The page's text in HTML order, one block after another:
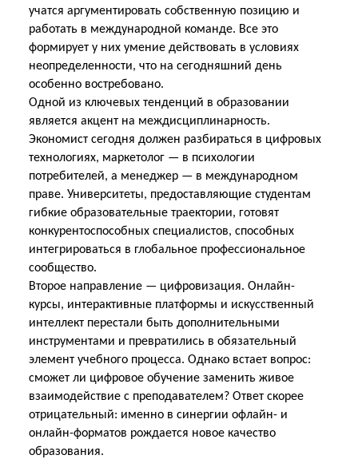
учатся аргументировать собственную позицию и
работать в международной команде. Все это
формирует у них умение действовать в условиях
неопределенности, что на сегодняшний день
особенно востребовано.
Одной из ключевых тенденций в образовании
является акцент на междисциплинарность.
Экономист сегодня должен разбираться в цифровых
технологиях, маркетолог — в психологии
потребителей, а менеджер — в международном
праве. Университеты, предоставляющие студентам
гибкие образовательные траектории, готовят
конкурентоспособных специалистов, способных
интегрироваться в глобальное профессиональное
сообщество.
Второе направление — цифровизация. Онлайн-
курсы, интерактивные платформы и искусственный
интеллект перестали быть дополнительными
инструментами и превратились в обязательный
элемент учебного процесса. Однако встает вопрос:
сможет ли цифровое обучение заменить живое
взаимодействие с преподавателем? Ответ скорее
отрицательный: именно в синергии офлайн- и
онлайн-форматов рождается новое качество
образования.